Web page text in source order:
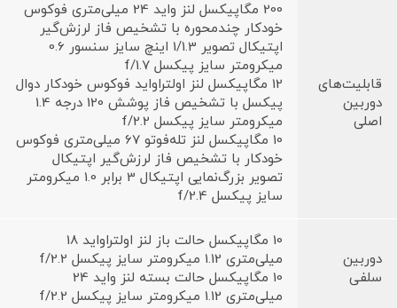
قابلیت‌های
دوربین
اصلی
200 مگاپیکسل لنز واید 24 میلی‌متری فوکوس
خودکار چندمحوره با تشخیص فاز لرزش‌گیر
اپتیکال تصویر 1/1.3 اینچ سایز سنسور 0.6
میکرومتر سایز پیکسل f/1.7
12 مگاپیکسل لنز اولتراواید فوکوس خودکار دوال
پیکسل با تشخیص فاز پوشش 120 درجه 1.4
میکرومتر سایز پیکسل f/2.2
10 مگاپیکسل لنز تله‌فوتو 67 میلی‌متری فوکوس
خودکار با تشخیص فاز لرزش‌گیر اپتیکال
تصویر بزرگ‌نمایی اپتیکال 3 برابر 1.0 میکرومتر
سایز پیکسل f/2.4
دوربین
سلفی
10 مگاپیکسل حالت باز لنز اولتراواید 18
میلی‌متری 1.12 میکرومتر سایز پیکسل f/2.2
10 مگاپیکسل حالت بسته لنز واید 24
میلی‌متری 1.12 میکرومتر سایز پیکسل f/2.2